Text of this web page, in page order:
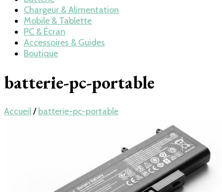
et chargeurs
pour LAPTOP,
mobile… en
France
Chargeur & Alimentation
Mobile & Tablette
PC & Écran
Accessoires & Guides
Boutique
batterie-pc-portable
Accueil/ batterie-pc-portable